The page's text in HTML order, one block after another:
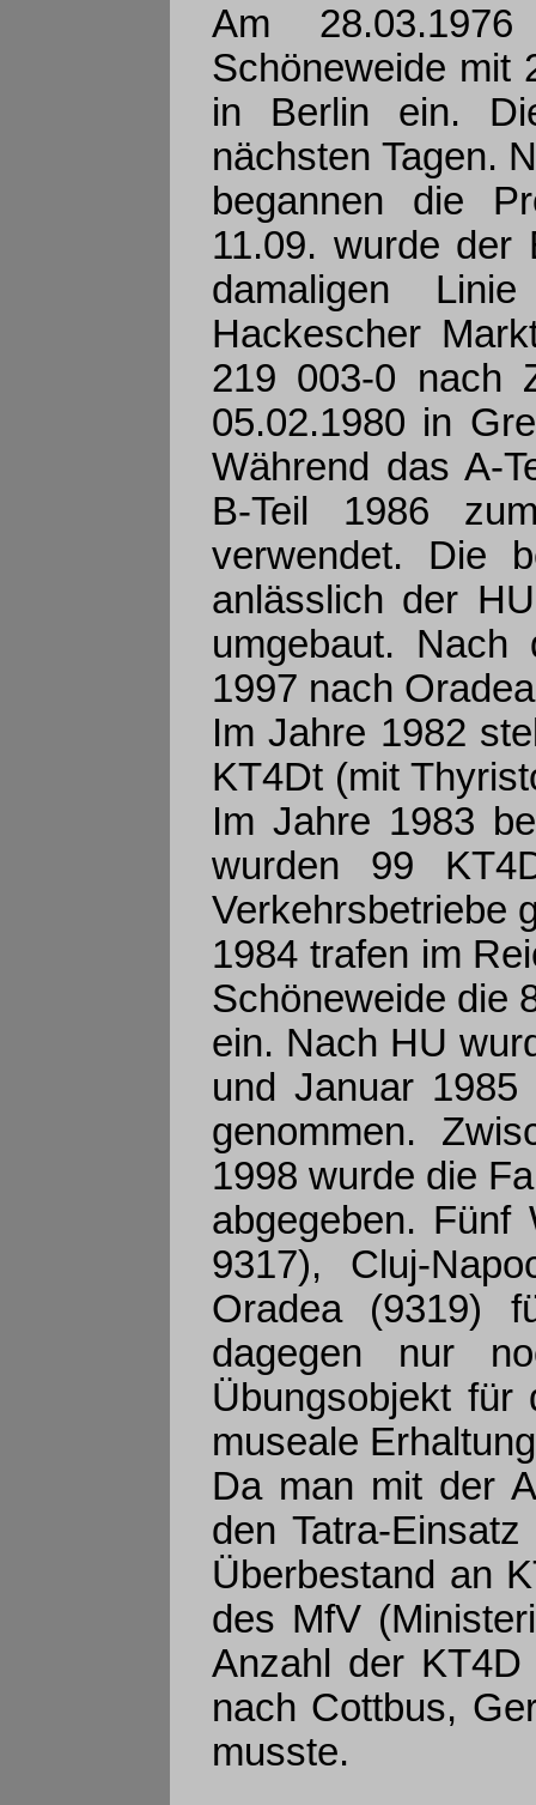
Am
Schöneweide mit
in Berlin ein.
nächsten Tagen.
begannen die
11.09. wurde der
damaligen
Hackescher
219 003-0 nach
05.02.1980 in
Während das A-
B-Teil 1986
verwendet. Die
anlässlich der
umgebaut. Nach
1997 nach
Im Jahre 1982
KT4Dt (mit
Im Jahre 1983
wurden 99
Verkehrsbetriebe
1984 trafen im
Schöneweide die
ein. Nach HU
und Januar
genommen.
1998 wurde die
abgegeben. Fünf
9317), Cluj-
Oradea (9319)
dagegen nur
Übungsobjekt für
museale
Da man mit der
den Tatra-
Überbestand an
des MfV
Anzahl der
nach Cottbus,
musste.